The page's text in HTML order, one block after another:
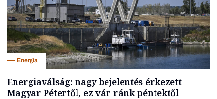
Energia
Energiaválság: nagy bejelentés érkezett
Magyar Pétertől, ez vár ránk péntektől